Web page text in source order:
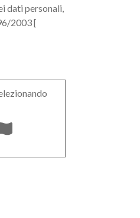
dati personali,
2003 [